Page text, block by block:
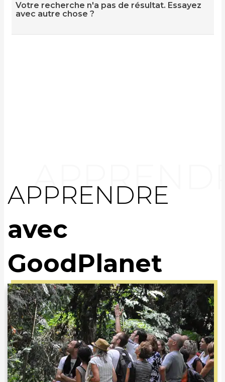
Votre recherche n'a pas de résultat. Essayez
avec autre chose ?
APPRENDRE
avec
GoodPlanet